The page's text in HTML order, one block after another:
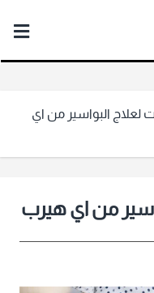
لعلاج البواسير من اي
من اي هيرب